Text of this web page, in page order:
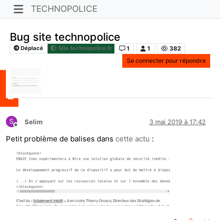
TECHNOPOLICE
Bug site technopolice
Déplacé Site technopolice.fr 1 1
382
Se connecter pour répondre
S
Hors-ligne
Selim 3 mai 2019 à 17:42
Petit problème de balises dans cette actu :